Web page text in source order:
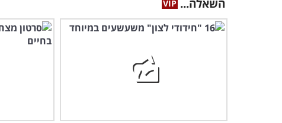
השאלה...